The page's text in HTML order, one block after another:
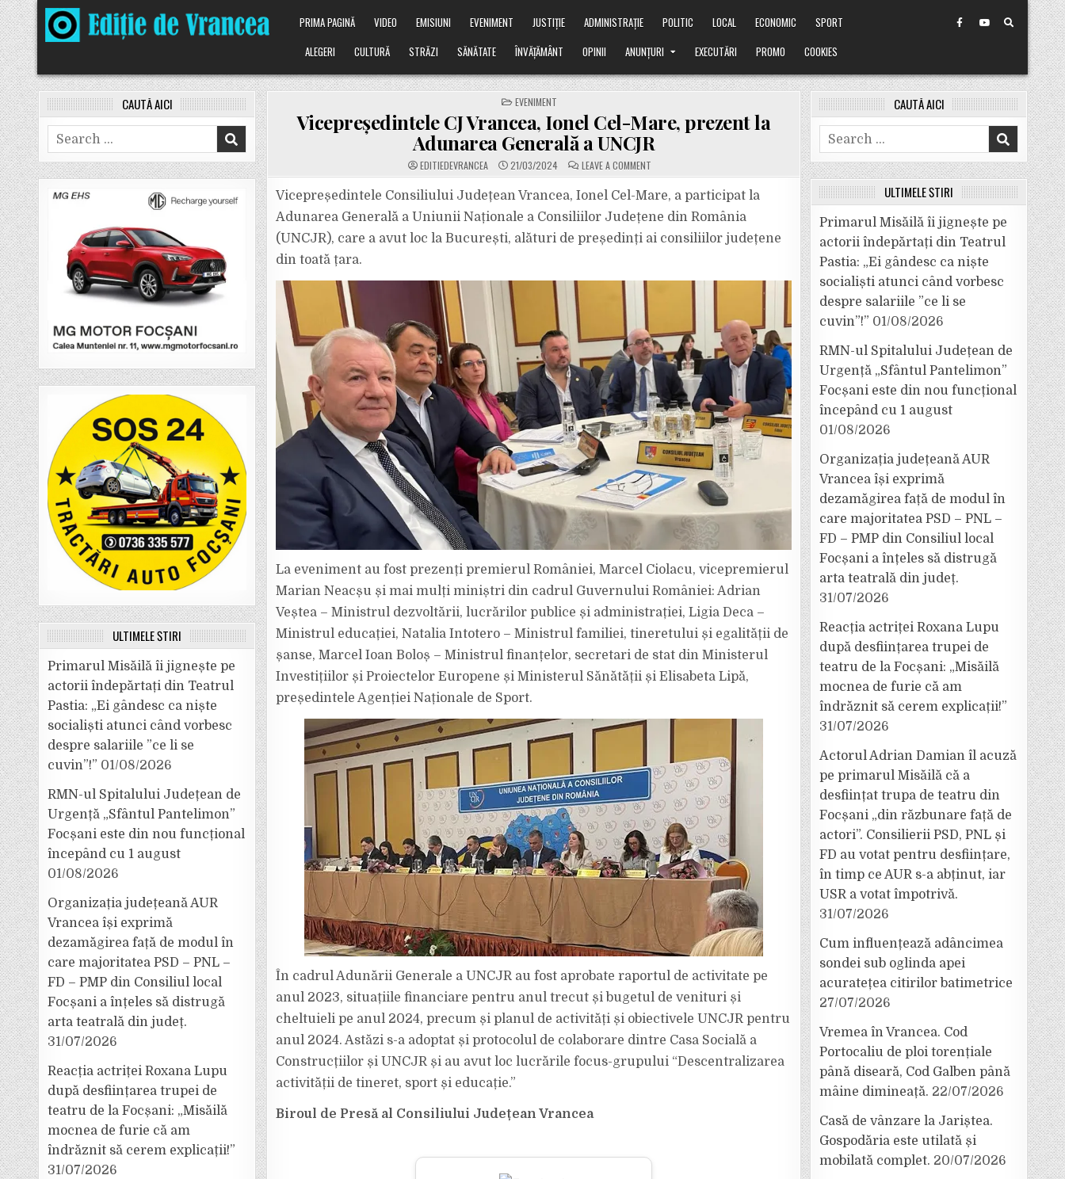
Skip
to
content
PRIMA PAGINĂ VIDEO EMISIUNI EVENIMENT JUSTIȚIE ADMINISTRAȚIE POLITIC LOCAL ECONOMIC
SPORT
ALEGERI
CULTURĂ STRĂZI SĂNĂTATE ÎNVĂȚĂMÂNT OPINII ANUNȚURI EXECUTĂRI PROMO COOKIES
POSTED
IN
EVENIMENT
Vicepreședintele CJ Vrancea, Ionel Cel-Mare, prezent la
Adunarea Generală a UNCJR
EDITIEDEVRANCEA 21/03/2024 LEAVE A COMMENTON
VICEPREȘEDINTELE
VRANCEA,
IONEL
CEL-
MARE,
PREZENT
LA
UNCJR
Vicepreședintele Consiliului Județean Vrancea, Ionel Cel-Mare, a participat la
Adunarea Generală a Uniunii Naționale a Consiliilor Județene din România
(UNCJR), care a avut loc la București, alături de președinți ai consiliilor județene
din toată țara.
La eveniment au fost prezenți premierul României, Marcel Ciolacu, vicepremierul
Marian Neacșu și mai mulți miniștri din cadrul Guvernului României: Adrian
Veștea – Ministrul dezvoltării, lucrărilor publice și administrației, Ligia Deca –
Ministrul educației, Natalia Intotero – Ministrul familiei, tineretului și egalității de
șanse, Marcel Ioan Boloș – Ministrul finanțelor, secretari de stat din Ministerul
Investițiilor și Proiectelor Europene și Ministerul Sănătății și Elisabeta Lipă,
președintele Agenției Naționale de Sport.
În cadrul Adunării Generale a UNCJR au fost aprobate raportul de activitate pe
anul 2023, situațiile financiare pentru anul trecut și bugetul de venituri și
cheltuieli pe anul 2024, precum și planul de activități și obiectivele UNCJR pentru
anul 2024. Astăzi s-a adoptat și protocolul de colaborare dintre Casa Socială a
Construcțiilor și UNCJR și au avut loc lucrările focus-grupului “Descentralizarea
activității de tineret, sport și educație.”
Biroul de Presă al Consiliului Județean Vrancea
CAUTĂ AICI
Search
for:
ULTIMELE ȘTIRI
Primarul Misăilă îi jignește pe
actorii îndepărtați din Teatrul
Pastia: „Ei gândesc ca niște
socialiști atunci când vorbesc
despre salariile ”ce li se
cuvin”!” 01/08/2026
RMN-ul Spitalului Județean de
Urgență „Sfântul Pantelimon”
Focșani este din nou funcțional
începând cu 1 august
01/08/2026
Organizația județeană AUR
Vrancea își exprimă
dezamăgirea față de modul în
care majoritatea PSD – PNL –
FD – PMP din Consiliul local
Focșani a înțeles să distrugă
arta teatrală din județ.
31/07/2026
Reacția actriței Roxana Lupu
după desființarea trupei de
teatru de la Focșani: „Misăilă
mocnea de furie că am
îndrăznit să cerem explicații!”
31/07/2026
CAUTĂ AICI
Search
for:
ULTIMELE ȘTIRI
Primarul Misăilă îi jignește pe
actorii îndepărtați din Teatrul
Pastia: „Ei gândesc ca niște
socialiști atunci când vorbesc
despre salariile ”ce li se
cuvin”!” 01/08/2026
RMN-ul Spitalului Județean de
Urgență „Sfântul Pantelimon”
Focșani este din nou funcțional
începând cu 1 august
01/08/2026
Organizația județeană AUR
Vrancea își exprimă
dezamăgirea față de modul în
care majoritatea PSD – PNL –
FD – PMP din Consiliul local
Focșani a înțeles să distrugă
arta teatrală din județ.
31/07/2026
Reacția actriței Roxana Lupu
după desființarea trupei de
teatru de la Focșani: „Misăilă
mocnea de furie că am
îndrăznit să cerem explicații!”
31/07/2026
Actorul Adrian Damian îl acuză
pe primarul Misăilă că a
desființat trupa de teatru din
Focșani „din răzbunare față de
actori”. Consilierii PSD, PNL și
FD au votat pentru desființare,
în timp ce AUR s-a abținut, iar
USR a votat împotrivă.
31/07/2026
Cum influențează adâncimea
sondei sub oglinda apei
acuratețea citirilor batimetrice
27/07/2026
Vremea în Vrancea. Cod
Portocaliu de ploi torențiale
până diseară, Cod Galben până
mâine dimineață. 22/07/2026
Casă de vânzare la Jariștea.
Gospodăria este utilată și
mobilată complet. 20/07/2026